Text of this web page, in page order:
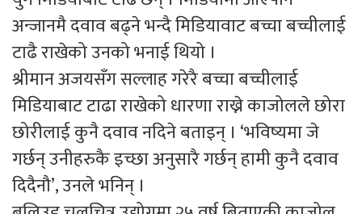
अन्जानमै दवाव बढ्ने भन्दै मिडियावाट बच्चा बच्चीलाई
टाढै राखेको उनको भनाई थियो ।
श्रीमान अजयसँग सल्लाह गरेरै बच्चा बच्चीलाई
मिडियाबाट टाढा राखेको धारणा राख्ने काजोलले छोरा
छोरीलाई कुनै दवाव नदिने बताइन् । ‘भविष्यमा जे
गर्छन् उनीहरुकै इच्छा अनुसारै गर्छन् हामी कुनै दवाव
दिदैनौ’, उनले भनिन् ।